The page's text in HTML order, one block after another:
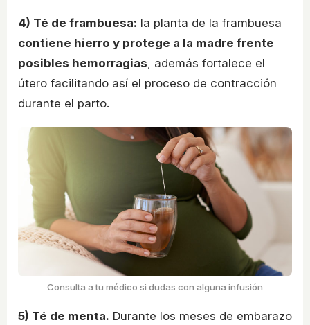
4) Té de frambuesa: la planta de la frambuesa
contiene hierro y protege a la madre frente
posibles hemorragias, además fortalece el
útero facilitando así el proceso de contracción
durante el parto.
Consulta a tu médico si dudas con alguna infusión
5) Té de menta. Durante los meses de embarazo